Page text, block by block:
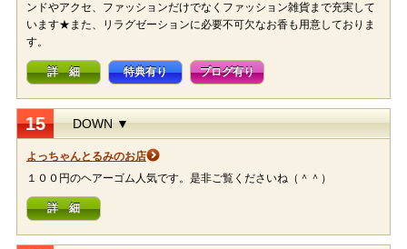
ンドやアクセ、ファッションだけでなくファッション雑貨まで充実して
います★また、リラグゼーションに必要不可欠なお香も用意しておりま
す。
詳 細 特典有り ブログ有り
15 DOWN ▼
よっちゃんとるみのお店
１００円のヘアーゴム人気です。是非ご覧くださいね（＾＾）
詳 細